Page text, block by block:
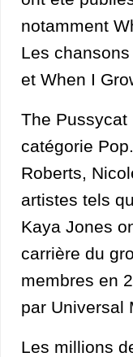
notamment
Les
et When I
The
catégorie
Roberts,
artistes tels
Kaya Jones
carrière du
membres en
par Universal
Les millions